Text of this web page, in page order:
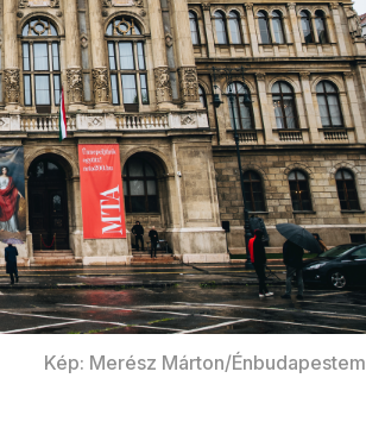
Kép: Merész Márton/Énbudapestem